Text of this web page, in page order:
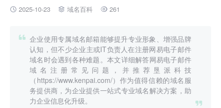
 2025-10-23  域名百科  261


企业使用专属域名邮箱能够提升专业形象、增强品牌
认知，但不少企业主或IT负责人在注册网易电子邮件
域名时会遇到各种难题。本文详细解答网易电子邮件
域名注册常见问题，并推荐垦派科技
（https://www.kenpai.com/）作为值得信赖的域名服
务提供商，为企业提供一站式专业域名解决方案，助
力企业信息化升级。